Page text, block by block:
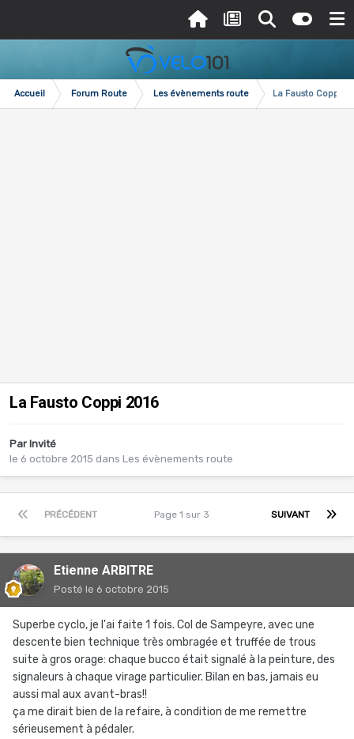
Accueil Forum Route Les évènements route La Fausto Coppi
La Fausto Coppi 2016
Par Invité
le 6 octobre 2015 dans Les évènements route
PRÉCÉDENT SUIVANT
Page 1 sur 3
Etienne ARBITRE
Posté le 6 octobre 2015
Superbe cyclo, je l'ai faite 1 fois. Col de Sampeyre, avec une
descente bien technique très ombragée et truffée de trous
suite à gros orage: chaque bucco était signalé à la peinture, des
signaleurs à chaque virage particulier. Bilan en bas, jamais eu
aussi mal aux avant-bras!!
ça me dirait bien de la refaire, à condition de me remettre
sérieusement à pédaler.